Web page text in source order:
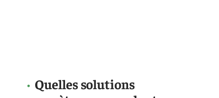
Quelles solutions